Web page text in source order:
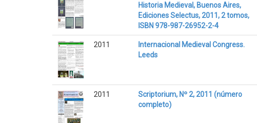
Historia Medieval, Buenos Aires,
Ediciones Selectus, 2011, 2 tomos,
ISBN 978-987-26952-2-4
2011
Internacional Medieval Congress.
Leeds
2011
Scriptorium, Nº 2, 2011 (número
completo)